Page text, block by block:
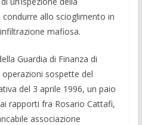
allo scioglimento in
mafiosa.
Guardia di Finanza di
sospette del
del 3 aprile 1996, un paio
rapporti fra Rosario Cattafi,
associazione